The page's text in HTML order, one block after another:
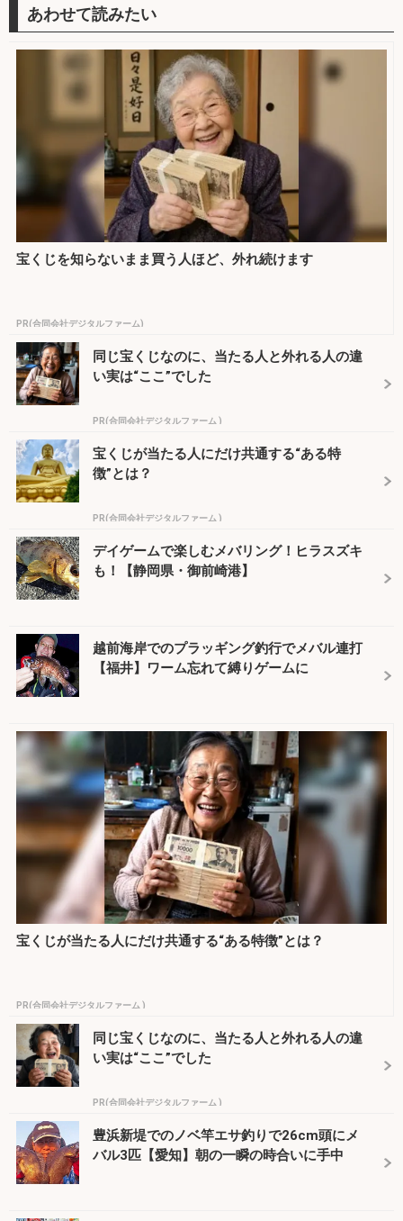
宝くじを知らないまま買う人ほど、外れ続けます
PR(合同会社デジタルファーム)
同じ宝くじなのに、当たる人と外れる人の違
い実は“ここ”でした
PR(合同会社デジタルファーム )
宝くじが当たる人にだけ共通する“ある特
徴”とは？
PR(合同会社デジタルファーム )
デイゲームで楽しむメバリング！ヒラスズキ
も！【静岡県・御前崎港】
越前海岸でのプラッギング釣行でメバル連打
【福井】ワーム忘れて縛りゲームに
宝くじが当たる人にだけ共通する“ある特徴”とは？
PR(合同会社デジタルファーム )
同じ宝くじなのに、当たる人と外れる人の違
い実は“ここ”でした
PR(合同会社デジタルファーム )
豊浜新堤でのノベ竿エサ釣りで26cm頭にメ
バル3匹【愛知】朝の一瞬の時合いに手中